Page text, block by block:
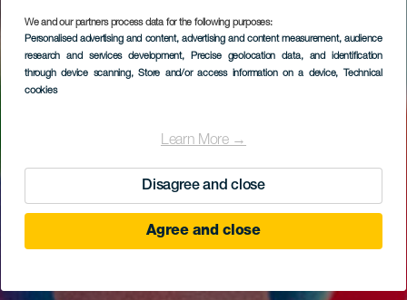
We and our partners process data for the following purposes:
Personalised advertising and content, advertising and content measurement, audience
research and services development, Precise geolocation data, and identification
through device scanning, Store and/or access information on a device, Technical
cookies
Learn More →
Disagree and close
Agree and close